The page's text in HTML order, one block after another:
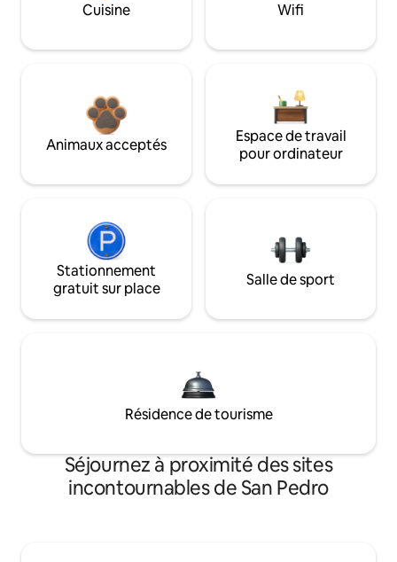
Cuisine Wifi
Animaux acceptés
Espace de travail
pour ordinateur
Stationnement
gratuit sur place
Salle de sport
Résidence de tourisme
Séjournez à proximité des sites
incontournables de San Pedro